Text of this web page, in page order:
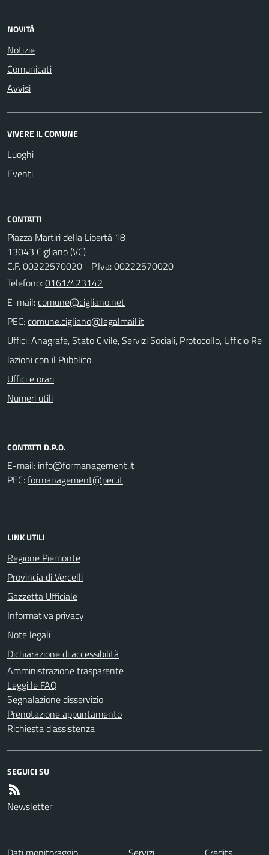
NOVITÀ
Notizie
Comunicati
Avvisi
VIVERE IL COMUNE
Luoghi
Eventi
CONTATTI
Piazza Martiri della Libertà 18
13043 Cigliano (VC)
C.F. 00222570020 - P.Iva: 00222570020
Telefono:0161/423142
E-mail:
PEC:
Uffici: Anagrafe, Stato Civile, Servizi Sociali, Protocollo, Ufficio Re
lazioni con il Pubblico
Uffici e orari
Numeri utili
CONTATTI D.P.O.
E-mail:
PEC:
LINK UTILI
Regione Piemonte
Provincia di Vercelli
Gazzetta Ufficiale
Informativa privacy
Note legali
Dichiarazione di accessibilità
Amministrazione trasparente
Leggi le FAQ
Segnalazione disservizio
Prenotazione appuntamento
Richiesta d'assistenza
SEGUICI SU
Newsletter